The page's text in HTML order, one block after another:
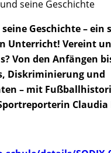
Geschichte – ein
Unterricht! Vereint
Von den Anfängen
Diskriminierung und
– mit
Claudia